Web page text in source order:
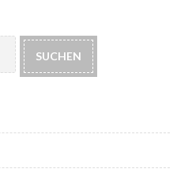
SUCHEN